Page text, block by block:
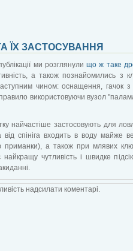
ЇХ ЗАСТОСУВАННЯ
ми розглянулищо ж таке
а також познайомились з
чином: оснащення, гачок
правило використовуючи вузол
найчастіше застосовують для
від спініга входить в воду майже
приманки), а також при млявих
найкращу чутливість і швидке
надсилати коментарі.